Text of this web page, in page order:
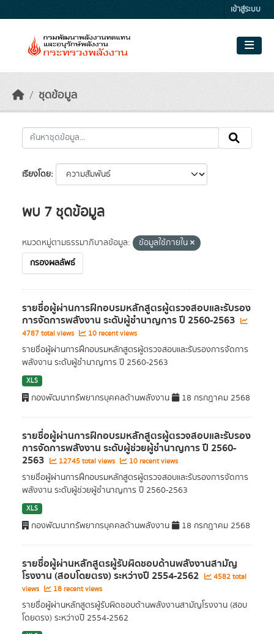
เข้าสู่ระบบ
ชุดข้อมูล
เรียงโดย
พบ 7 ชุดข้อมูล
หมวดหมู่ตามธรรมาภิบาลข้อมูล:
ข้อมูลใช้ภายใน
กรองผลลัพธ์
รายชื่อผู้ผ่านการฝึกอบรมหลักสูตรผู้ตรวจสอบและรับรอง
การจัดการพลังงาน ระดับผู้ชำนาญการ ปี 2560-2563
4787 total views 10 recent views
รายชื่อผู้ผ่านการฝึกอบรมหลักสูตรผู้ตรวจสอบและรับรองการจัดการ
พลังงาน ระดับผู้ชำนาญการ ปี 2560-2563
XLS
กองพัฒนาทรัพยากรบุคคลด้านพลังงาน 18 กรกฎาคม 2568
รายชื่อผู้ผ่านการฝึกอบรมหลักสูตรผู้ตรวจสอบและรับรอง
การจัดการพลังงาน ระดับผู้ช่วยผู้ชำนาญการ ปี 2560-
2563 12745 total views 10 recent views
รายชื่อผู้ผ่านการฝึกอบรมหลักสูตรผู้ตรวจสอบและรับรองการจัดการ
พลังงาน ระดับผู้ช่วยผู้ชำนาญการ ปี 2560-2563
XLS
กองพัฒนาทรัพยากรบุคคลด้านพลังงาน 18 กรกฎาคม 2568
รายชื่อผู้ผ่านหลักสูตรผู้รับผิดชอบด้านพลังงานสามัญ
โรงงาน (สอบโดยตรง) ระหว่างปี 2554-2562
4582 total
views
18 recent views
รายชื่อผู้ผ่านหลักสูตรผู้รับผิดชอบด้านพลังงานสามัญโรงงาน (สอบ
โดยตรง) ระหว่างปี 2554-2562